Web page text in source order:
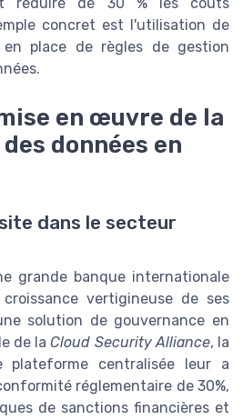
concret est l'utilisation de
place de règles de gestion
en œuvre de la
données en
dans le secteur
grande banque internationale
vertigineuse de ses
solution de gouvernance en
de laCloud Security Alliance, la
plateforme centralisée leur a
réglementaire de 30%,
de sanctions financières et